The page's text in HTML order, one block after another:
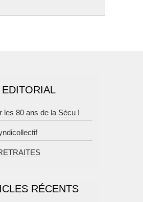
EDITORIAL
les 80 ans de la Sécu !
RÉCENTS